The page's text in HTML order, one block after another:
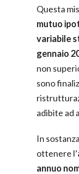
Questa
mutuo
variabile
gennaio
non
sono
adibite ad
In
ottenere l’
annuo